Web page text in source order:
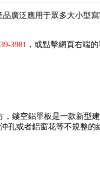
廣泛應用于眾多大小型
3981 ，或點擊網頁右端
鏤空鋁單板是一款新型
孔或者鋁窗花等不規整的